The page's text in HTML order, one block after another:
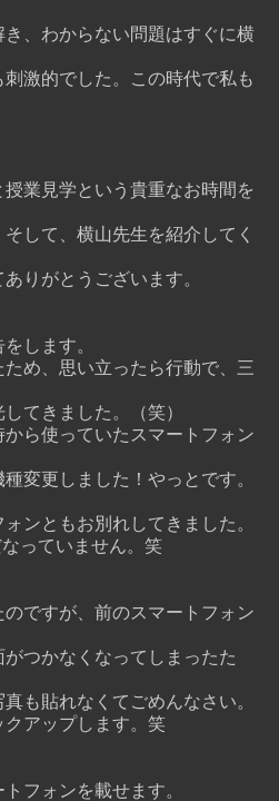
、わからない問題はすぐに横
激的でした。この時代で私も
業見学という貴重なお時間を
して、横山先生を紹介してく
りがとうございます。
します。
め、思い立ったら行動で、三
てきました。（笑）
ら使っていたスマートフォン
変更しました！やっとです。
ンともお別れしてきました。
っていません。笑
ですが、前のスマートフォン
つかなくなってしまったた
も貼れなくてごめんなさい。
アップします。笑
フォンを載せます。